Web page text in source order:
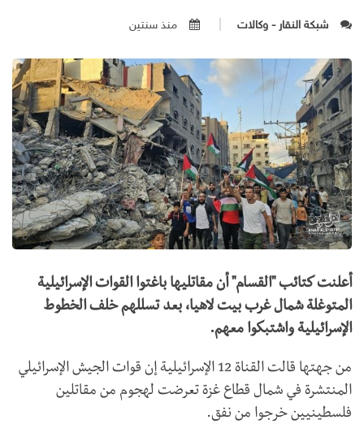
شبكة النقار - وكالات منذ سنتين
أعلنت كتائب "القسام" أن مقاتليها باغتوا القوات الإسرائيلية
المتوغلة شمال غرب بيت لاهيا، بعد تسللهم خلف الخطوط
الإسرائيلية واشتبكوا معهم.
من جهتها قالت القناة 12 الإسرائيلية إن قوات الجيش الإسرائيلي
المنتشرة في شمال قطاع غزة تعرضت لهجوم من مقاتلين
فلسطينيين خرجوا من نفق.